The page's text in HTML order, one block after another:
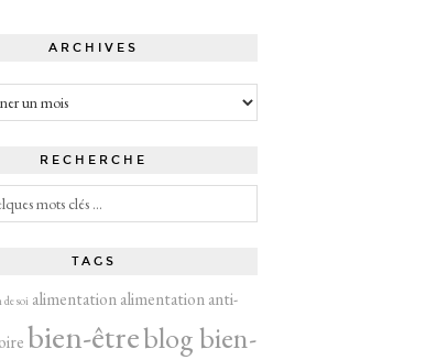
ARCHIVES
RECHERCHE
TAGS
soi alimentation alimentation anti-
bien-êtreblog bien-